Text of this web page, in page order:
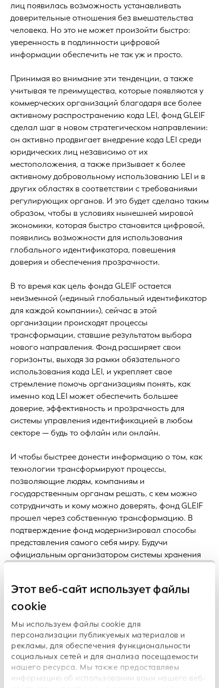
Этот веб-сайт использует файлы
cookie
Мы используем файлы cookie для
персонализации публикуемых материалов и
рекламы, для обеспечения функциональности
социальных сетей и для анализа посещаемости
нашего ресурса. Мы также предоставляем
информацию об использовании вами нашего веб-
лиц появилась возможность устанавливать
доверительные отношения без вмешательства
человека. Но это не может произойти быстро:
уверенность в подлинности цифровой
информации обеспечить не так уж и просто.
Принимая во внимание эти тенденции, а также
учитывая те преимущества, которые появляются у
коммерческих организаций благодаря все более
активному распространению кода LEI, фонд GLEIF
сделал шаг в новом стратегическом направлении:
он активно продвигает внедрение кода LEI среди
юридических лиц независимо от их
местоположения, а также призывает к более
активному добровольному использованию LEI и в
других областях в соответствии с требованиями
регулирующих органов. И это будет сделано таким
образом, чтобы в условиях нынешней мировой
экономики, которая быстро становится цифровой,
появились возможности для использования
глобального идентификатора, повешения
доверия и обеспечения прозрачности.
В то время как цель фонда GLEIF остается
неизменной («единый глобальный идентификатор
для каждой компании»), сейчас в этой
организации происходят процессы
трансформации, ставшие результатом выбора
нового направления. Фонд расширяет свои
горизонты, выходя за рамки обязательного
использования кода LEI, и укрепляет свое
стремление помочь организациям понять, как
именно код LEI может обеспечить большее
доверие, эффективность и прозрачность для
системы управления идентификацией в любом
секторе — будь то офлайн или онлайн.
И чтобы быстрее донести информацию о том, как
технологии трансформируют процессы,
позволяющие людям, компаниям и
государственным органам решать, с кем можно
сотрудничать и кому можно доверять, фонд GLEIF
прошел через собственную трансформацию. В
подтверждение фонд модернизировал способы
представления самого себя миру. Будучи
официальным организатором системы хранения
юридическими лицами во всем мире, фонду
необходимо было разработать абсолютно новое
имиджевый слоган, которое позволило бы
отразить разносторонность и универсальность
этой организации как в реальном, так и в
цифровом мире. Хотя внешние атрибуты фонда
GLEIF могли измениться, основная цель и главный